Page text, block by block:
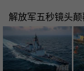
解放军五秒镜头